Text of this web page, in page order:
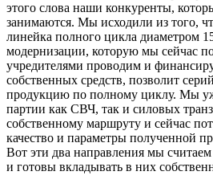
этого слова наши конкуренты,
занимаются. Мы исходили из того,
линейка полного цикла диаметром
модернизации, которую мы сейчас
учредителями проводим и
собственных средств, позволит
продукцию по полному циклу. Мы
партии как СВЧ, так и силовых
собственному маршруту и сейчас
качество и параметры полученной
Вот эти два направления мы
и готовы вкладывать в них